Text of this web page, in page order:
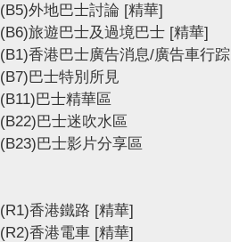
(B5)外地巴士討論 [精華]
(B6)旅遊巴士及過境巴士 [精華]
(B1)香港巴士廣告消息/廣告車行踪
(B7)巴士特別所見
(B11)巴士精華區
(B22)巴士迷吹水區
(B23)巴士影片分享區
(R1)香港鐵路 [精華]
(R2)香港電車 [精華]